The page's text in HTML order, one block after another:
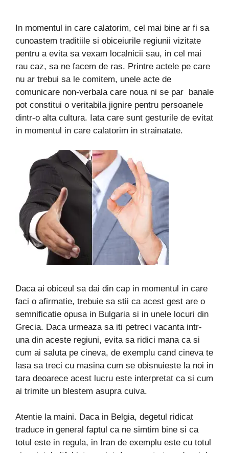
In momentul in care calatorim, cel mai bine ar fi sa
cunoastem traditiile si obiceiurile regiunii vizitate
pentru a evita sa vexam localnicii sau, in cel mai
rau caz, sa ne facem de ras. Printre actele pe care
nu ar trebui sa le comitem, unele acte de
comunicare non-verbala care noua ni se par banale
pot constitui o veritabila jignire pentru persoanele
dintr-o alta cultura. Iata care sunt gesturile de evitat
in momentul in care calatorim in strainatate.
Daca ai obiceul sa dai din cap in momentul in care
faci o afirmatie, trebuie sa stii ca acest gest are o
semnificatie opusa in Bulgaria si in unele locuri din
Grecia. Daca urmeaza sa iti petreci vacanta intr-
una din aceste regiuni, evita sa ridici mana ca si
cum ai saluta pe cineva, de exemplu cand cineva te
lasa sa treci cu masina cum se obisnuieste la noi in
tara deoarece acest lucru este interpretat ca si cum
ai trimite un blestem asupra cuiva.
Atentie la maini. Daca in Belgia, degetul ridicat
traduce in general faptul ca ne simtim bine si ca
totul este in regula, in Iran de exemplu este cu totul